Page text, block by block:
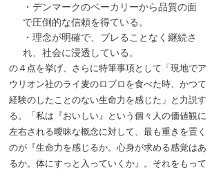
・デンマークのベーカリーから品質の面
で圧倒的な信頼を得ている。
・理念が明確で、ブレることなく継続さ
れ、社会に浸透している。
の４点を挙げ、さらに特筆事項として「現地でア
ウリオン社のライ麦のロブロを食べた時、かつて
経験のしたことのない生命力を感じた」と力説す
る。「私は『おいしい』という個々人の価値観に
左右される曖昧な概念に対して、最も重きを置く
のが『生命力を感じるか。心身が求める感覚はあ
るか。体にすっと入っていくか』。それをもって